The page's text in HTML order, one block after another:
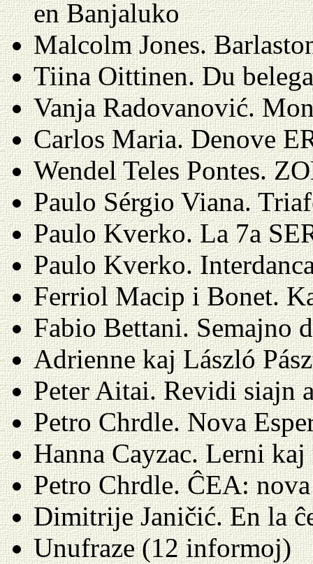
en Banjaluko
Malcolm Jones.
Tiina Oittinen. Du
Vanja Radovanović.
Carlos Maria. Denove
Wendel Teles Pontes.
Paulo Sérgio Viana.
Paulo Kverko. La 7a
Paulo Kverko.
Ferriol Macip i Bonet.
Fabio Bettani. Semajno
Adrienne kaj László
Peter Aitai. Revidi
Petro Chrdle. Nova
Hanna Cayzac. Lerni
Petro Chrdle. ĈEA:
Dimitrije Janičić. En la
Unufraze (12 informoj)